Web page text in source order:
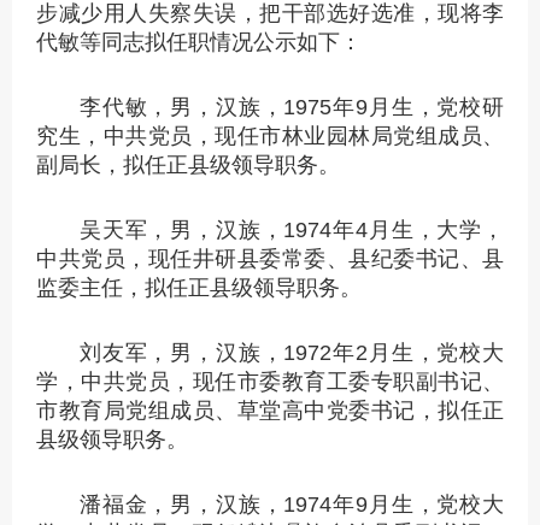
步减少用人失察失误，把干部选好选准，现将李
代敏等同志拟任职情况公示如下：
李代敏，男，汉族，1975年9月生，党校研
究生，中共党员，现任市林业园林局党组成员、
副局长，拟任正县级领导职务。
吴天军，男，汉族，1974年4月生，大学，
中共党员，现任井研县委常委、县纪委书记、县
监委主任，拟任正县级领导职务。
刘友军，男，汉族，1972年2月生，党校大
学，中共党员，现任市委教育工委专职副书记、
市教育局党组成员、草堂高中党委书记，拟任正
县级领导职务。
潘福金，男，汉族，1974年9月生，党校大